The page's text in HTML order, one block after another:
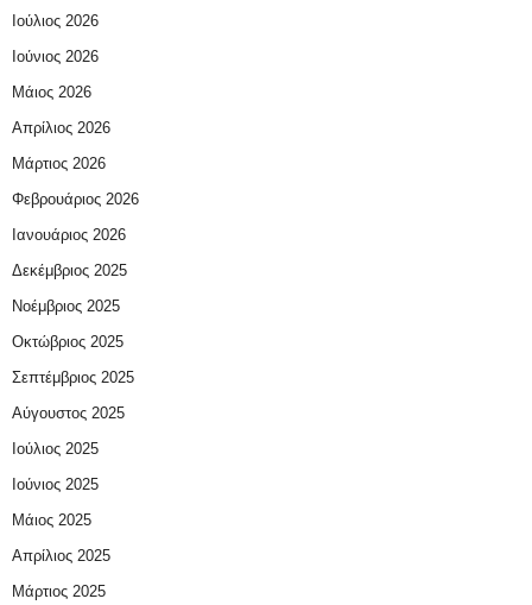
Ιούλιος 2026
Ιούνιος 2026
Μάιος 2026
Απρίλιος 2026
Μάρτιος 2026
Φεβρουάριος 2026
Ιανουάριος 2026
Δεκέμβριος 2025
Νοέμβριος 2025
Οκτώβριος 2025
Σεπτέμβριος 2025
Αύγουστος 2025
Ιούλιος 2025
Ιούνιος 2025
Μάιος 2025
Απρίλιος 2025
Μάρτιος 2025